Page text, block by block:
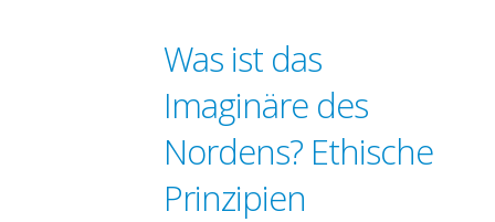
Was ist das
Imaginäre des
Nordens? Ethische
Prinzipien